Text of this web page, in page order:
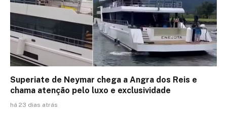
Superiate de Neymar chega a Angra dos Reis e
chama atenção pelo luxo e exclusividade
há 23 dias atrás